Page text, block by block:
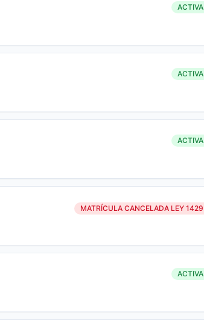
ACTIVA
ACTIVA
ACTIVA
MATRÍCULA CANCELADA LEY 1429
ACTIVA